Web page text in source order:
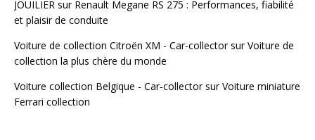
JOUILIER sur Renault Megane RS 275 : Performances, fiabilité
et plaisir de conduite
Voiture de collection Citroën XM - Car-collectorsurVoiture de
collection la plus chère du monde
Voiture collection Belgique - Car-collectorsurVoiture miniature
Ferrari collection